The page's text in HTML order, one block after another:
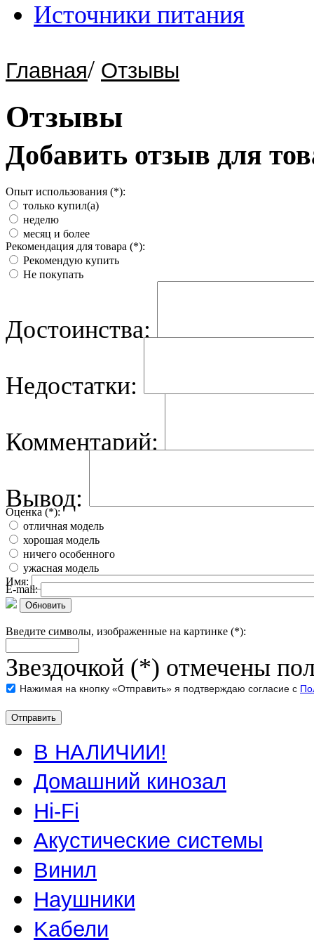
Источники питания
Главная/ Отзывы
Отзывы
Добавить отзыв для
Опыт использования (*):
только купил(а)
неделю
месяц и более
Рекомендация для товара (*):
Рекомендую купить
Не покупать
Достоинства:
Недостатки:
Комментарий:
Вывод:
Оценка (*):
отличная модель
хорошая модель
ничего особенного
ужасная модель
Имя:
E-mail:
Обновить
Введите символы, изображенные на картинке (*):
Звездочкой (*) отмечены
Нажимая на кнопку «Отправить» я подтверждаю согласие с
В НАЛИЧИИ!
Домашний кинозал
Hi-Fi
Акустические системы
Винил
Наушники
Kабели